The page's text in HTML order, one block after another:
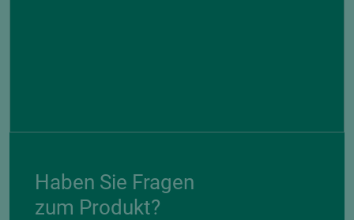
Haben Sie Fragen
zum Produkt?